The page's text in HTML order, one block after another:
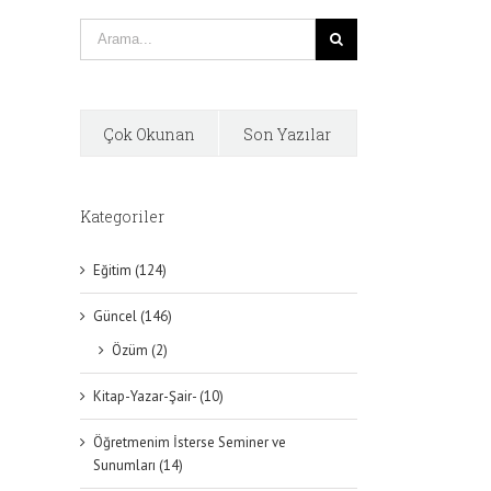
Çok Okunan Son Yazılar
Kategoriler
Eğitim (124)
Güncel (146)
Özüm (2)
Kitap-Yazar-Şair- (10)
Öğretmenim İsterse Seminer ve
Sunumları (14)